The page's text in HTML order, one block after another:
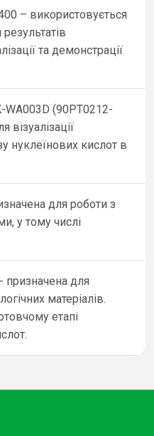
– використовується
та демонстрації
WA003D (90PT0212-
нуклеїнових кислот в
для роботи з
у тому числі
для
матеріалів.
етапі